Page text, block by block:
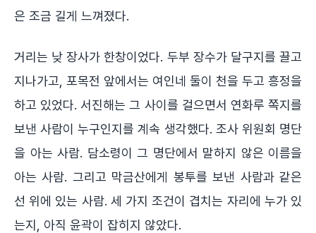
은 조금 길게 느껴졌다.
거리는 낮 장사가 한창이었다. 두부 장수가 달구지를 끌고
지나가고, 포목전 앞에서는 여인네 둘이 천을 두고 흥정을
하고 있었다. 서진해는 그 사이를 걸으면서 연화루 쪽지를
보낸 사람이 누구인지를 계속 생각했다. 조사 위원회 명단
을 아는 사람. 담소령이 그 명단에서 말하지 않은 이름을
아는 사람. 그리고 막금산에게 봉투를 보낸 사람과 같은
선 위에 있는 사람. 세 가지 조건이 겹치는 자리에 누가 있
는지, 아직 윤곽이 잡히지 않았다.